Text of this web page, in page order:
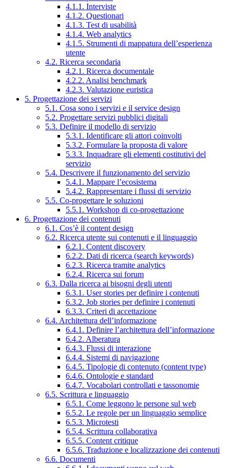
4.1.1. Interviste
4.1.2. Questionari
4.1.3. Test di usabilità
4.1.4. Web analytics
4.1.5. Strumenti di mappatura dell’esperienza
utente
4.2. Ricerca secondaria
4.2.1. Ricerca documentale
4.2.2. Analisi benchmark
4.2.3. Valutazione euristica
5. Progettazione dei servizi
5.1. Cosa sono i servizi e il service design
5.2. Progettare servizi pubblici digitali
5.3. Definire il modello di servizio
5.3.1. Identificare gli attori coinvolti
5.3.2. Formulare la proposta di valore
5.3.3. Inquadrare gli elementi costitutivi del
servizio
5.4. Descrivere il funzionamento del servizio
5.4.1. Mappare l’ecosistema
5.4.2. Rappresentare i flussi di servizio
5.5. Co-progettare le soluzioni
5.5.1. Workshop di co-progettazione
6. Progettazione dei contenuti
6.1. Cos’è il content design
6.2. Ricerca utente sui contenuti e il linguaggio
6.2.1. Content discovery
6.2.2. Dati di ricerca (search keywords)
6.2.3. Ricerca tramite analytics
6.2.4. Ricerca sui forum
6.3. Dalla ricerca ai bisogni degli utenti
6.3.1. User stories per definire i contenuti
6.3.2. Job stories per definire i contenuti
6.3.3. Criteri di accettazione
6.4. Architettura dell’informazione
6.4.1. Definire l’architettura dell’informazione
6.4.2. Alberatura
6.4.3. Flussi di interazione
6.4.4. Sistemi di navigazione
6.4.5. Tipologie di contenuto (content type)
6.4.6. Ontologie e standard
6.4.7. Vocabolari controllati e tassonomie
6.5. Scrittura e linguaggio
6.5.1. Come leggono le persone sul web
6.5.2. Le regole per un linguaggio semplice
6.5.3. Microtesti
6.5.4. Scrittura collaborativa
6.5.5. Content critique
6.5.6. Traduzione e localizzazione dei contenuti
6.6. Documenti